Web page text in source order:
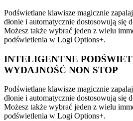
Podświetlane klawisze magicznie
dłonie i automatycznie dostosowują się
Możesz także wybrać jeden z wielu
podświetlenia w Logi Options+.
INTELIGENTNE
WYDAJNOŚĆ NON STOP
Podświetlane klawisze magicznie
dłonie i automatycznie dostosowują się
Możesz także wybrać jeden z wielu
podświetlenia w Logi Options+.